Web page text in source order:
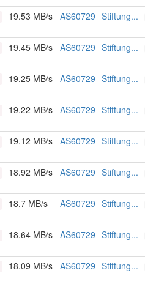
19.53 MB/s AS60729 Stiftung...
19.45 MB/s AS60729 Stiftung...
19.25 MB/s AS60729 Stiftung...
19.22 MB/s AS60729 Stiftung...
19.12 MB/s AS60729 Stiftung...
18.92 MB/s AS60729 Stiftung...
18.7 MB/s AS60729 Stiftung...
18.64 MB/s AS60729 Stiftung...
18.09 MB/s AS60729 Stiftung...